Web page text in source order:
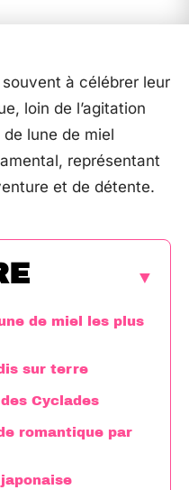
à célébrer leur
loin de l’agitation
lune de miel
représentant
et de détente.
de miel les plus
sur terre
Cyclades
romantique par